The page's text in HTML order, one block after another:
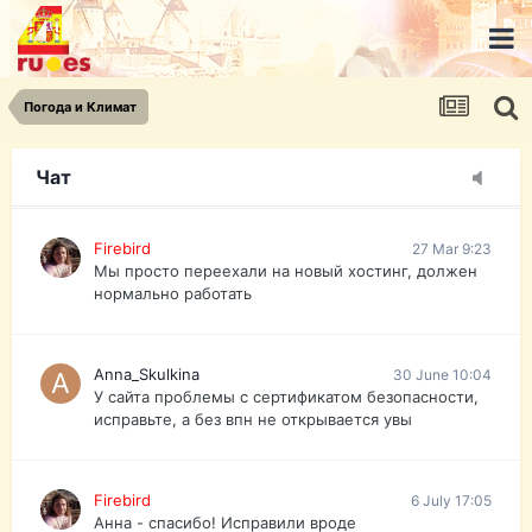
Погода и Климат
Чат
urist.dokument@gmail.com
https://pasport-ua.com/
Телеграмм @uristpassua
Firebird
Друзья - из России без VPN сайт и форум
Firebird 27 Mar 9:23
Мы просто переехали на новый хостинг, должен
нормально работать
Anna_Skulkina 30 June 10:04
У сайта проблемы с сертификатом безопасности,
исправьте, а без впн не открывается увы
Firebird 6 July 17:05
Анна - спасибо! Исправили вроде